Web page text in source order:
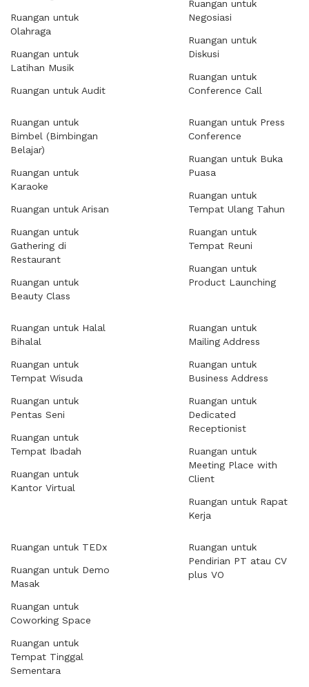
Ruangan untuk
Olahraga
Ruangan untuk
Latihan Musik
Ruangan untuk Audit
Ruangan untuk
Negosiasi
Ruangan untuk
Diskusi
Ruangan untuk
Conference Call
Ruangan untuk
Bimbel (Bimbingan
Belajar)
Ruangan untuk
Karaoke
Ruangan untuk Arisan
Ruangan untuk
Gathering di
Restaurant
Ruangan untuk
Beauty Class
Ruangan untuk Press
Conference
Ruangan untuk Buka
Puasa
Ruangan untuk
Tempat Ulang Tahun
Ruangan untuk
Tempat Reuni
Ruangan untuk
Product Launching
Ruangan untuk Halal
Bihalal
Ruangan untuk
Tempat Wisuda
Ruangan untuk
Pentas Seni
Ruangan untuk
Tempat Ibadah
Ruangan untuk
Kantor Virtual
Ruangan untuk
Mailing Address
Ruangan untuk
Business Address
Ruangan untuk
Dedicated
Receptionist
Ruangan untuk
Meeting Place with
Client
Ruangan untuk Rapat
Kerja
Ruangan untuk TEDx
Ruangan untuk Demo
Masak
Ruangan untuk
Coworking Space
Ruangan untuk
Tempat Tinggal
Sementara
Ruangan untuk
Pendirian PT atau CV
plus VO